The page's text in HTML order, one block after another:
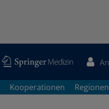
Kooperationen Regionen